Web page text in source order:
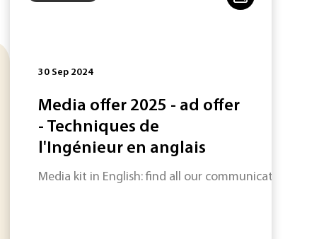
30 Sep 2024
Media offer 2025 - ad offer
- Techniques de
l'Ingénieur en anglais
Media kit in English: find all our communication